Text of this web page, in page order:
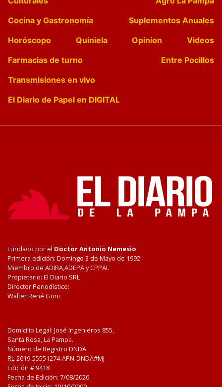
Cocina y Gastronomía
Suplementos Anuales
Horóscopo
Quiniela Opinion
Videos
Farmacias de turno
Entre Pocillos
Transmisiones en vivo
El Diario de Papel en DIGITAL
Fundado por el Doctor Antonio Nemesio
Primera edición: Domingo 3 de Mayo de 1992
Miembro de ADIRA,ADEPA y CPPAL
Propietario: El Diario SRL
Director Periodístico:
Walter René Goñi
Domicilio Legal: José Ingenieros 855,
Santa Rosa, La Pampa.
Número de Registro DNDA:
RL-2019-55551274-APN-DNDA#MJ
Edición # 9418
Fecha de Edición: 7/08/2026